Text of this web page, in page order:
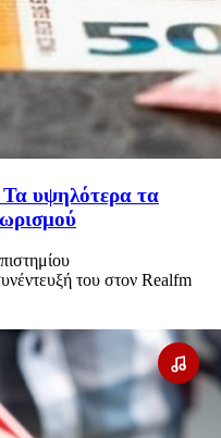
υψηλότερα τα
του στον Realfm